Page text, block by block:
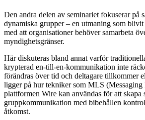
Den andra delen av seminariet fokuserar på
dynamiska grupper – en utmaning som
med att organisationer behöver samarbeta
myndighetsgränser.
Här diskuteras bland annat varför
krypterad en-till-en-kommunikation inte
förändras över tid och deltagare tillkommer
ligger på hur tekniker som MLS
plattformen Wire kan användas för att skapa
gruppkommunikation med bibehållen
åtkomst.